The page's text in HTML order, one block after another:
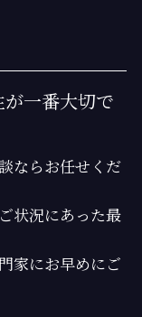
一番大切で
ならお任せくだ
状況にあった最
家にお早めにご